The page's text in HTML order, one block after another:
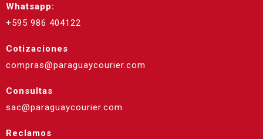
Whatsapp:
+595 986 404122
Cotizaciones
compras@paraguaycourier.com
Consultas
sac@paraguaycourier.com
Reclamos